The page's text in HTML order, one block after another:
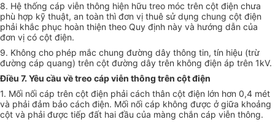
8. Hệ thống cáp viễn thông hiện hữu treo móc trên cột điện chưa
phù hợp kỹ thuật, an toàn thì đơn vị thuê sử dụng chung cột điện
phải khắc phục hoàn thiện theo Quy định này và hướng dẫn của
đơn vị có cột điện.
9. Không cho phép mắc chung đường dây thông tin, tín hiệu (trừ
đường cáp quang) trên cột đường dây trên không điện áp trên 1kV.
Điều 7. Yêu cầu về treo cáp viễn thông trên cột điện
1. Mối nối cáp trên cột điện phải cách thân cột điện lớn hơn 0,4 mét
và phải đảm bảo cách điện. Mối nối cáp không được ở giữa khoảng
cột và phải được tiếp đất hai đầu của màng chắn cáp viễn thông.